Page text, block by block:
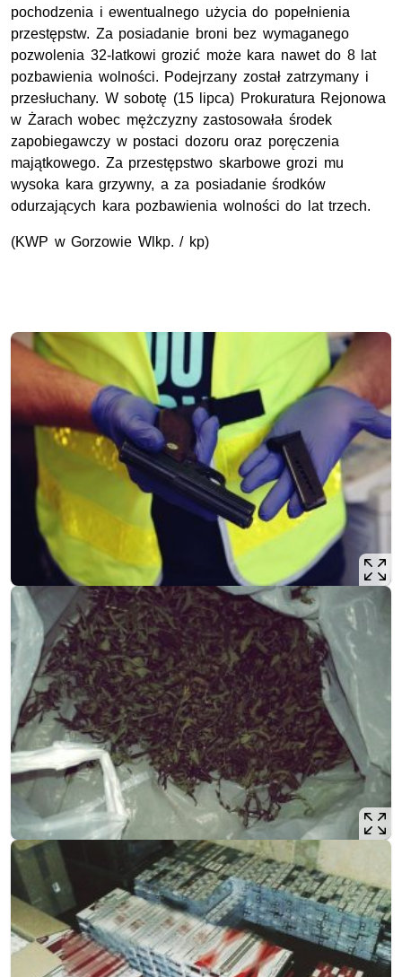
pochodzenia i ewentualnego użycia do popełnienia
przestępstw. Za posiadanie broni bez wymaganego
pozwolenia 32-latkowi grozić może kara nawet do 8 lat
pozbawienia wolności. Podejrzany został zatrzymany i
przesłuchany. W sobotę (15 lipca) Prokuratura Rejonowa
w Żarach wobec mężczyzny zastosowała środek
zapobiegawczy w postaci dozoru oraz poręczenia
majątkowego. Za przestępstwo skarbowe grozi mu
wysoka kara grzywny, a za posiadanie środków
odurzających kara pozbawienia wolności do lat trzech.
(KWP w Gorzowie Wlkp. / kp)